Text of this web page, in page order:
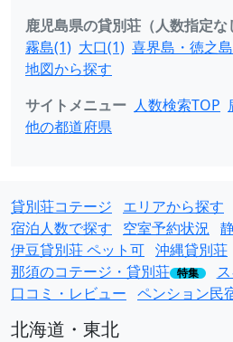
鹿児島県の貸別荘（人数指定な
霧島(1) 大口(1) 喜界島・徳之
地図から探す
サイトメニュー 人数検索TOP
他の都道府県
貸別荘コテージ エリアから探す
宿泊人数で探す
空室予約状況
伊豆貸別荘 ペット可 沖縄貸別荘
那須のコテージ・貸別荘 特集
口コミ・レビュー ペンション民
北海道・東北